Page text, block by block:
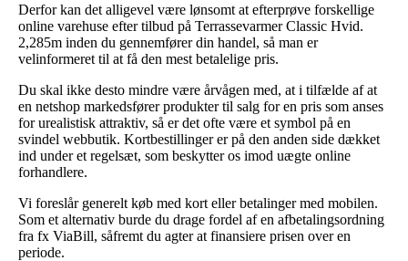
Derfor kan det alligevel være lønsomt at efterprøve forskellige
online varehuse efter tilbud på Terrassevarmer Classic Hvid.
2,285m inden du gennemfører din handel, så man er
velinformeret til at få den mest betalelige pris.
Du skal ikke desto mindre være årvågen med, at i tilfælde af at
en netshop markedsfører produkter til salg for en pris som anses
for urealistisk attraktiv, så er det ofte være et symbol på en
svindel webbutik. Kortbestillinger er på den anden side dækket
ind under et regelsæt, som beskytter os imod uægte online
forhandlere.
Vi foreslår generelt køb med kort eller betalinger med mobilen.
Som et alternativ burde du drage fordel af en afbetalingsordning
fra fx ViaBill, såfremt du agter at finansiere prisen over en
periode.